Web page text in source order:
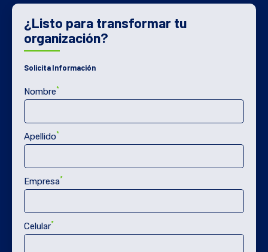
¿Listo para transformar tu
organización?
Solicita Información
Nombre*
Apellido*
Empresa*
Celular*